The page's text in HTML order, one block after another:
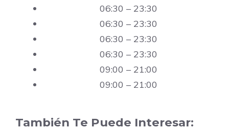
06:30 – 23:30
06:30 – 23:30
06:30 – 23:30
06:30 – 23:30
09:00 – 21:00
09:00 – 21:00
También Te Puede Interesar: